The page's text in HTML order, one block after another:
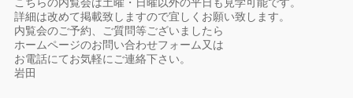
詳細は改めて掲載致しますので宜しくお願い致します。
内覧会のご予約、ご質問等ございましたら
ホームページのお問い合わせフォーム又は
お電話にてお気軽にご連絡下さい。
岩田